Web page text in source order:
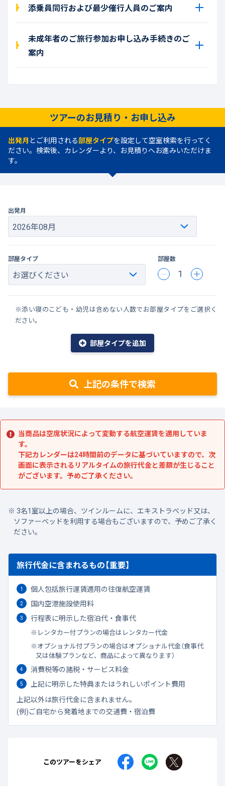
添乗員同行および最少催行人員のご案内
未成年者のご旅行参加お申し込み手続きのご
案内
ツアーのお見積り・お申し込み
出発月 とご利用される部屋タイプを設定して空室検索を行ってく
ださい。検索後、カレンダーより、お見積りへお進みいただけま
す。
出発月
部屋タイプ 部屋数
1
※添い寝のこども・幼児は含めない人数でお部屋タイプをご選択く
ださい。
部屋タイプを追加
上記の条件で検索
当商品は空席状況によって変動する航空運賃を適用していま
す。
下記カレンダーは24時間前のデータに基づいていますので、次
画面に表示されるリアルタイムの旅行代金と差額が生じること
がございます。予めご了承ください。
3名1室以上の場合、ツインルームに、エキストラベッド又は、
ソファーベッドを利用する場合もございますので、予めご了承く
ださい。
旅行代金に含まれるもの【重要】
個人包括旅行運賃適用の往復航空運賃
国内空港施設使用料
行程表に明示した宿泊代・食事代
レンタカー付プランの場合はレンタカー代金
オプショナル付プランの場合はオプショナル代金（食事代
又は体験プランなど、商品によって異なります）
消費税等の諸税・サービス料金
上記に明示した特典またはうれしいポイント費用
上記以外は旅行代金に含まれません。
(例)ご自宅から発着地までの交通費・宿泊費
このツアーをシェア